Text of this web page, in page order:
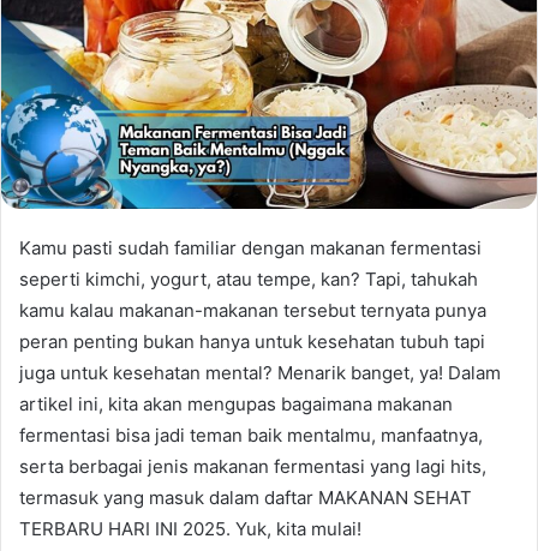
Kamu pasti sudah familiar dengan makanan fermentasi
seperti kimchi, yogurt, atau tempe, kan? Tapi, tahukah
kamu kalau makanan-makanan tersebut ternyata punya
peran penting bukan hanya untuk kesehatan tubuh tapi
juga untuk kesehatan mental? Menarik banget, ya! Dalam
artikel ini, kita akan mengupas bagaimana makanan
fermentasi bisa jadi teman baik mentalmu, manfaatnya,
serta berbagai jenis makanan fermentasi yang lagi hits,
termasuk yang masuk dalam daftar MAKANAN SEHAT
TERBARU HARI INI 2025. Yuk, kita mulai!